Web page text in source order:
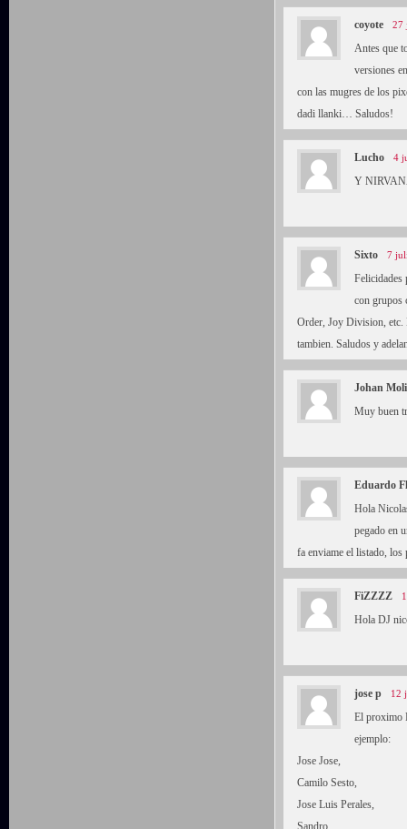
coyote 27
Antes que
versiones
con las mugres de los
dadi llanki… Saludos!
Lucho 4
Y
Sixto 7
Felicidades
con grupos
Order, Joy Division, etc.
tambien. Saludos y
Johan
Muy buen
Eduardo
Hola
pegado en
fa enviame el listado, los
FiZZZZ
Hola DJ
jose p 12
El proximo
ejemplo:
Jose Jose,
Camilo Sesto,
Jose Luis Perales,
Sandro,